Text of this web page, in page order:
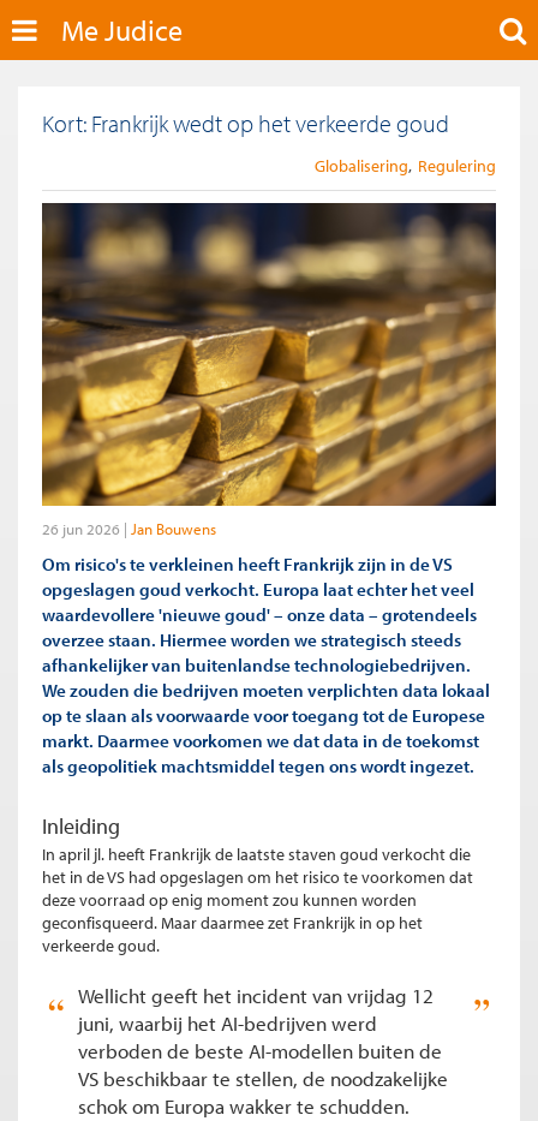
Me Judice
Kort: Frankrijk wedt op het verkeerde goud
Globalisering Regulering
26 jun 2026 Jan Bouwens
Om risico's te verkleinen heeft Frankrijk zijn in de VS
opgeslagen goud verkocht. Europa laat echter het veel
waardevollere 'nieuwe goud' – onze data – grotendeels
overzee staan. Hiermee worden we strategisch steeds
afhankelijker van buitenlandse technologiebedrijven.
We zouden die bedrijven moeten verplichten data lokaal
op te slaan als voorwaarde voor toegang tot de Europese
markt. Daarmee voorkomen we dat data in de toekomst
als geopolitiek machtsmiddel tegen ons wordt ingezet.
Inleiding
In april jl. heeft Frankrijk de laatste staven goud verkocht die
het in de VS had opgeslagen om het risico te voorkomen dat
deze voorraad op enig moment zou kunnen worden
geconfisqueerd. Maar daarmee zet Frankrijk in op het
verkeerde goud.
Wellicht geeft het incident van vrijdag 12
juni, waarbij het AI-bedrijven werd
verboden de beste AI-modellen buiten de
VS beschikbaar te stellen, de noodzakelijke
schok om Europa wakker te schudden.